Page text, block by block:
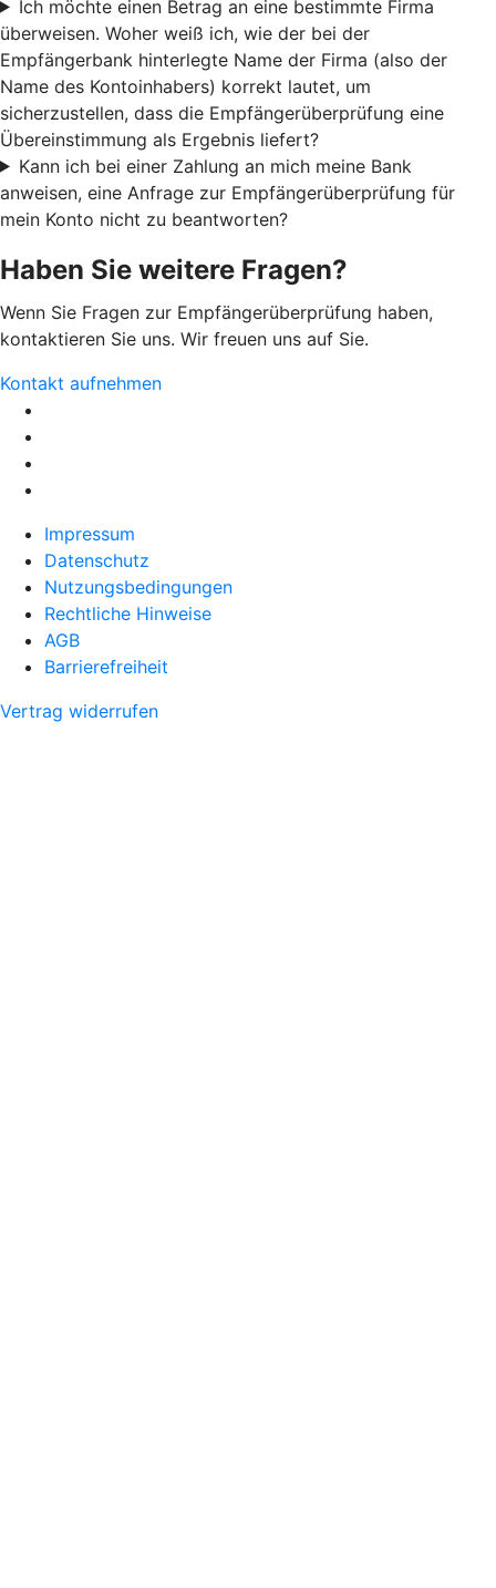
Ich möchte einen Betrag an eine bestimmte Firma
überweisen. Woher weiß ich, wie der bei der
Empfängerbank hinterlegte Name der Firma (also der
Name des Kontoinhabers) korrekt lautet, um
sicherzustellen, dass die Empfängerüberprüfung eine
Übereinstimmung als Ergebnis liefert?
Kann ich bei einer Zahlung an mich meine Bank
anweisen, eine Anfrage zur Empfängerüberprüfung für
mein Konto nicht zu beantworten?
Haben Sie weitere Fragen?
Wenn Sie Fragen zur Empfängerüberprüfung haben,
kontaktieren Sie uns. Wir freuen uns auf Sie.
Kontakt aufnehmen
Impressum
Datenschutz
Nutzungsbedingungen
Rechtliche Hinweise
AGB
Barrierefreiheit
Vertrag widerrufen